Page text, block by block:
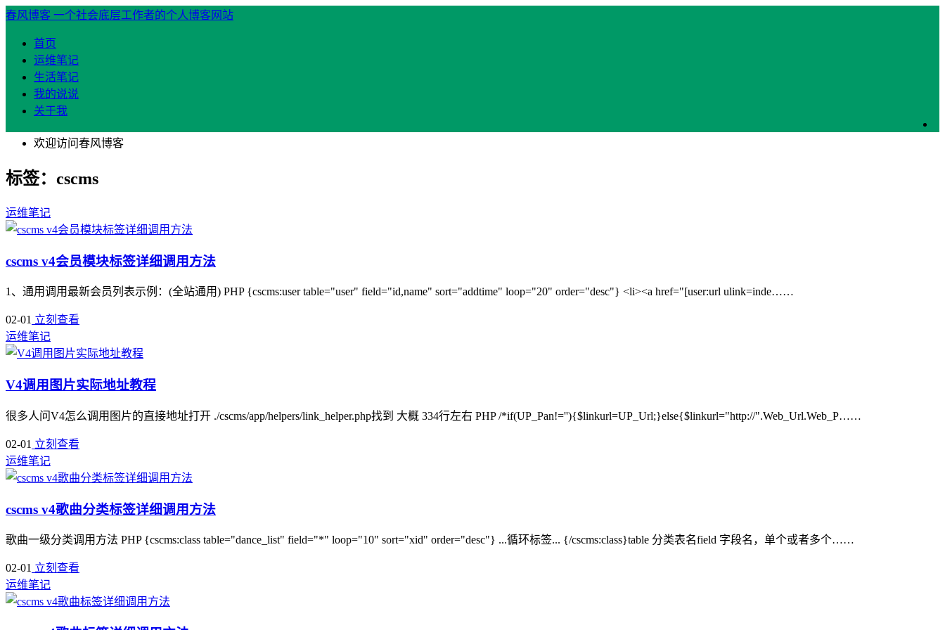
春风博客 一个社会底层工作者的个人博客网站
首页
运维笔记
生活笔记
我的说说
关于我
欢迎访问春风博客
标签：cscms
运维笔记
cscms v4会员模块标签详细调用方法
1、通用调用最新会员列表示例：(全站通用) PHP {cscms:user table="user" field="id,name" sort="addtime" loop="20" order="desc"} <li><a href="[user:url ulink=inde……
02-01 立刻查看
运维笔记
V4调用图片实际地址教程
很多人问V4怎么调用图片的直接地址打开 ./cscms/app/helpers/link_helper.php找到 大概 334行左右 PHP /*if(UP_Pan!=''){$linkurl=UP_Url;}else{$linkurl="http://".Web_Url.Web_P……
02-01 立刻查看
运维笔记
cscms v4歌曲分类标签详细调用方法
歌曲一级分类调用方法 PHP {cscms:class table="dance_list" field="*" loop="10" sort="xid" order="desc"} ...循环标签... {/cscms:class}table 分类表名field 字段名，单个或者多个……
02-01 立刻查看
运维笔记